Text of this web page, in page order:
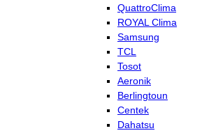
QuattroClima
ROYAL Clima
Samsung
TCL
Tosot
Aeronik
Berlingtoun
Centek
Dahatsu